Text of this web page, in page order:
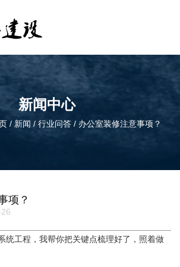
新闻中心
/ 新闻 / 行业问答 / 办公室装修注意事项？
项？
统工程，我帮你把关键点梳理好了，照着做